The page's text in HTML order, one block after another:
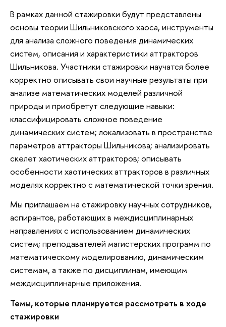
В рамках данной стажировки будут представлены
основы теории Шильниковского хаоса, инструменты
для анализа сложного поведения динамических
систем, описания и характеристики аттракторов
Шильникова. Участники стажировки научатся более
корректно описывать свои научные результаты при
анализе математических моделей различной
природы и приобретут следующие навыки:
классифицировать сложное поведение
динамических систем; локализовать в пространстве
параметров аттракторы Шильникова; анализировать
скелет хаотических аттракторов; описывать
особенности хаотических аттракторов в различных
моделях корректно с математической точки зрения.
Мы приглашаем на стажировку научных сотрудников,
аспирантов, работающих в междисциплинарных
направлениях с использованием динамических
систем; преподавателей магистерских программ по
математическому моделированию, динамическим
системам, а также по дисциплинам, имеющим
междисциплинарные приложения.
Темы, которые планируется рассмотреть в ходе
стажировки